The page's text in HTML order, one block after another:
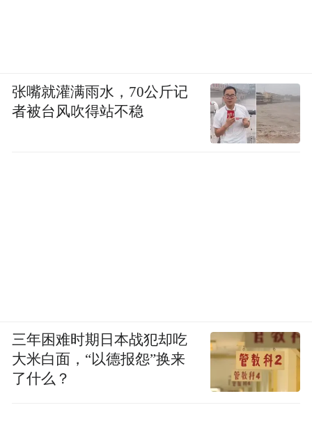
张嘴就灌满雨水，70公斤记
者被台风吹得站不稳
三年困难时期日本战犯却吃
大米白面，“以德报怨”换来
了什么？